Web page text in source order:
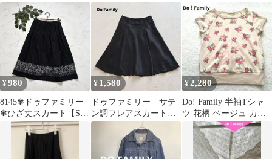
ト コットン フロ
ント スリット 日本
製
ク 日本製 M ネイビー
Mサイズ
¥980
8145✾ドゥファミリー
✾ひざ丈スカート【S】
花柄/ブラック/日本製/
コットン
¥ 1,580
ドゥファミリー サテ
ン調フレアスカート
ひざ丈 ミディ丈 A
ライン M 黒
¥2,280
Do! Family 半袖Tシャ
ツ 花柄 ベージュ カジ
ュアル 華やか M